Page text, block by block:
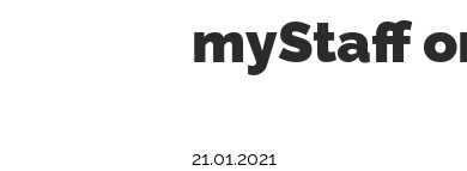
myStaff
21.01.2021